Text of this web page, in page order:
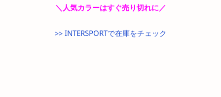
＼人気カラーはすぐ売り切れに／
>> INTERSPORTで在庫をチェック